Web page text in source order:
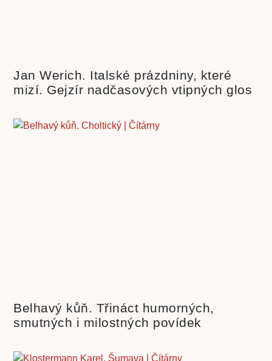
Jan Werich. Italské prázdniny, které
mizí. Gejzír nadčasových vtipných glos
Belhavý kůň. Třináct humorných,
smutných i milostných povídek